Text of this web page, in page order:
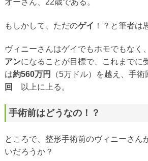
オーさん、22歳である。
もしかして、ただのゲイ ！？と筆者は
ヴィニーさんはゲイでもホモでもなく
アンになることが目標で、これまでに
は約560万円 （5万ドル）を越え、手
回
以上に上る。
手術前はどうなの！？
ところで、整形手術前のヴィニーさん
いだろうか？